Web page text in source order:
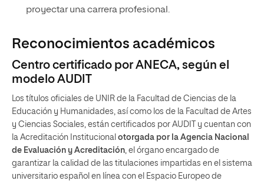
proyectar una carrera profesional.
Reconocimientos académicos
Centro certificado por ANECA, según el
modelo AUDIT
Los títulos oficiales de UNIR de la Facultad de Ciencias de la
Educación y Humanidades, así como los de la Facultad de Artes
y Ciencias Sociales, están certificados por AUDIT y cuentan con
la Acreditación Institucional otorgada por la Agencia Nacional
de Evaluación y Acreditación, el órgano encargado de
garantizar la calidad de las titulaciones impartidas en el sistema
universitario español en línea con el Espacio Europeo de